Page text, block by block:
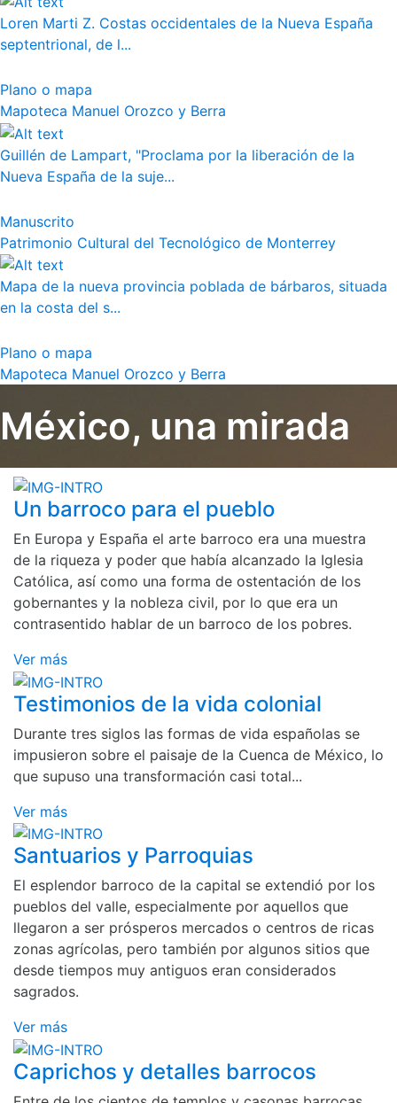
Loren Marti Z. Costas occidentales de la Nueva España
septentrional, de l...
Plano o mapa
Mapoteca Manuel Orozco y Berra
Guillén de Lampart, "Proclama por la liberación de la
Nueva España de la suje...
Manuscrito
Patrimonio Cultural del Tecnológico de Monterrey
Mapa de la nueva provincia poblada de bárbaros, situada
en la costa del s...
Plano o mapa
Mapoteca Manuel Orozco y Berra
México, una mirada
Un barroco para el pueblo
En Europa y España el arte barroco era una muestra
de la riqueza y poder que había alcanzado la Iglesia
Católica, así como una forma de ostentación de los
gobernantes y la nobleza civil, por lo que era un
contrasentido hablar de un barroco de los pobres.
Ver más
Testimonios de la vida colonial
Durante tres siglos las formas de vida españolas se
impusieron sobre el paisaje de la Cuenca de México, lo
que supuso una transformación casi total...
Ver más
Santuarios y Parroquias
El esplendor barroco de la capital se extendió por los
pueblos del valle, especialmente por aquellos que
llegaron a ser prósperos mercados o centros de ricas
zonas agrícolas, pero también por algunos sitios que
desde tiempos muy antiguos eran considerados
sagrados.
Ver más
Caprichos y detalles barrocos